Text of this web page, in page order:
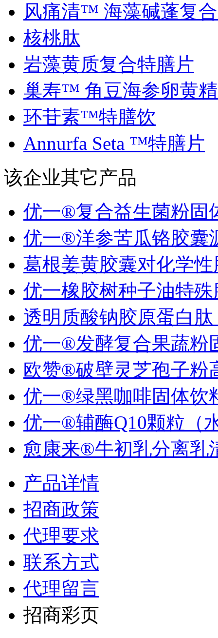
风痛清™ 海藻碱蓬复
核桃肽
岩藻黄质复合特膳片
巢寿™ 角豆海参卵黄
环苷素™特膳饮
Annurfa Seta ™特膳片
该企业其它产品
优一®复合益生菌粉固
优一®洋参苦瓜铬胶囊
葛根姜黄胶囊对化学性
优一橡胶树种子油特殊
透明质酸钠胶原蛋白肽
优一®发酵复合果蔬粉
欧赞®破壁灵芝孢子粉
优一®绿黑咖啡固体饮
优一®辅酶Q10颗粒（
愈康来®牛初乳分离乳
产品详情
招商政策
代理要求
联系方式
代理留言
招商彩页